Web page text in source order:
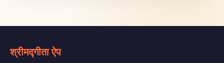
श्रीमद्गीता ऐप